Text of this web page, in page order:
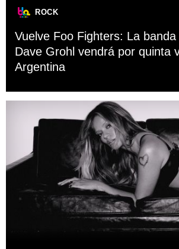
ROCK
Vuelve Foo Fighters: La
Dave Grohl vendrá por quinta
Argentina